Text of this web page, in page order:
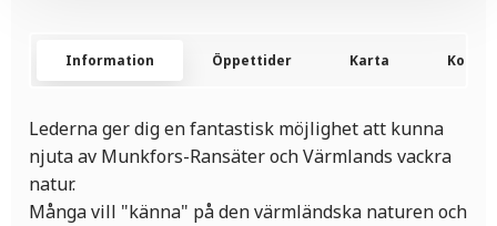
Information Öppettider Karta
Lederna ger dig en fantastisk möjlighet att kunna
njuta av Munkfors-Ransäter och Värmlands vackra
natur.
Många vill "känna" på den värmländska naturen och